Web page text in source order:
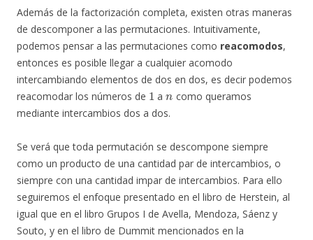
Además de la factorización completa, existen otras maneras
de descomponer a las permutaciones. Intuitivamente,
podemos pensar a las permutaciones como reacomodos,
entonces es posible llegar a cualquier acomodo
intercambiando elementos de dos en dos, es decir podemos
reacomodar los números de
1
a
n
como queramos
mediante intercambios dos a dos.
Se verá que toda permutación se descompone siempre
como un producto de una cantidad par de intercambios, o
siempre con una cantidad impar de intercambios. Para ello
seguiremos el enfoque presentado en el libro de Herstein, al
igual que en el libro Grupos I de Avella, Mendoza, Sáenz y
Souto, y en el libro de Dummit mencionados en la